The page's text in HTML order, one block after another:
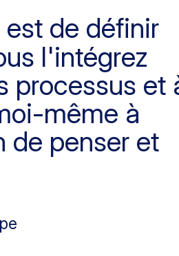
de définir
l'intégrez
processus et
même à
de penser et